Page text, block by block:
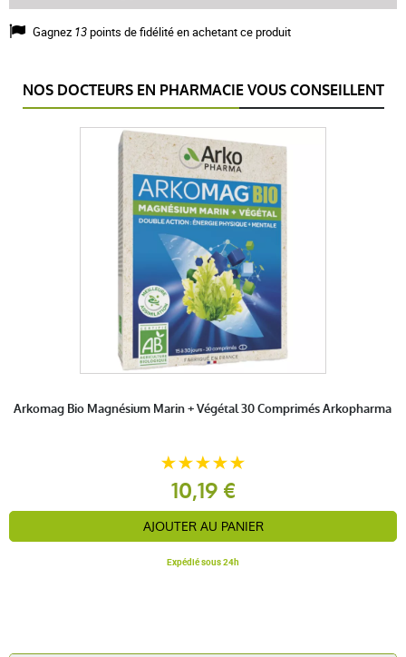
Gagnez 13points de fidélité en achetant ce produit
NOS DOCTEURS EN PHARMACIE VOUS CONSEILLENT
Arkomag Bio Magnésium Marin + Végétal 30 Comprimés Arkopharma
10,19 €
AJOUTER AU PANIER
Expédié sous 24h